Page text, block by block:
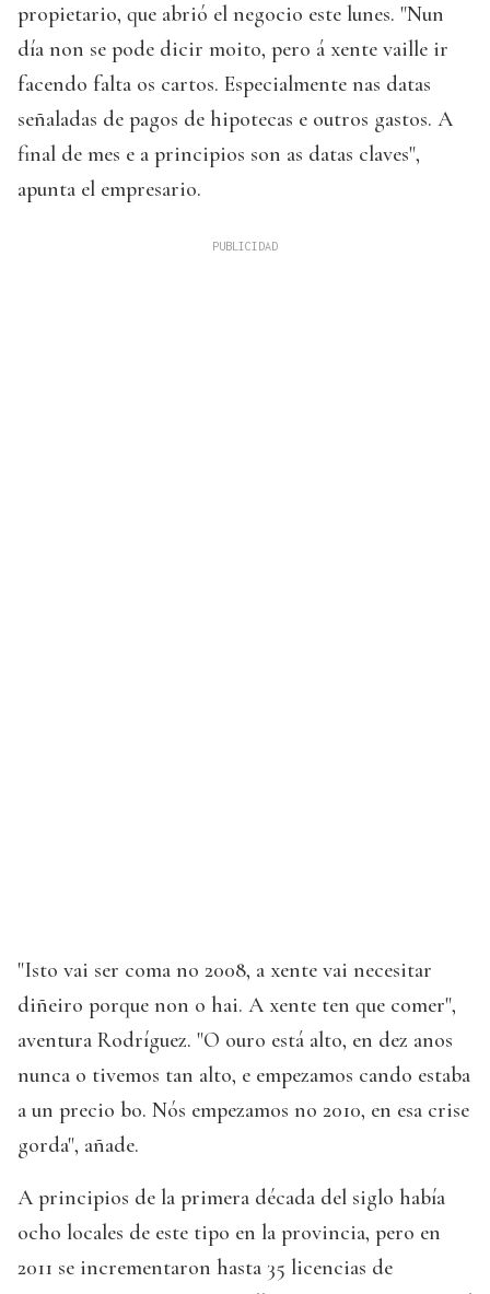
propietario, que abrió el negocio este lunes. "Nun
día non se pode dicir moito, pero á xente vaille ir
facendo falta os cartos. Especialmente nas datas
señaladas de pagos de hipotecas e outros gastos. A
final de mes e a principios son as datas claves",
apunta el empresario.
"Isto vai ser coma no 2008, a xente vai necesitar
diñeiro porque non o hai. A xente ten que comer",
aventura Rodríguez. "O ouro está alto, en dez anos
nunca o tivemos tan alto, e empezamos cando estaba
a un precio bo. Nós empezamos no 2010, en esa crise
gorda", añade.
A principios de la primera década del siglo había
ocho locales de este tipo en la provincia, pero en
2011 se incrementaron hasta 35 licencias de